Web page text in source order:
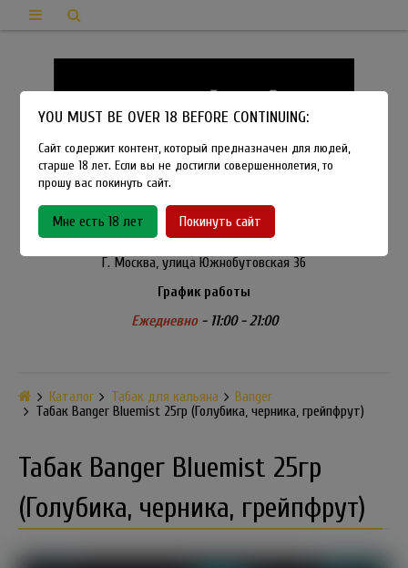
8-915-450-21-92
Розничный магазин Method Vapeshop
Г. Москва, улица Южнобутовская 36
График работы
Ежедневно- 11:00 - 21:00
Каталог Табак для кальяна
Banger
Табак Banger Bluemist 25гр (Голубика, черника, грейпфрут)
Табак Banger Bluemist 25гр
(Голубика, черника, грейпфрут)
YOU MUST BE OVER 18 BEFORE CONTINUING:
Сайт содержит контент, который предназначен для людей,
старше 18 лет. Если вы не достигли совершеннолетия, то
прошу вас покинуть сайт.
Мне есть 18 лет Покинуть сайт